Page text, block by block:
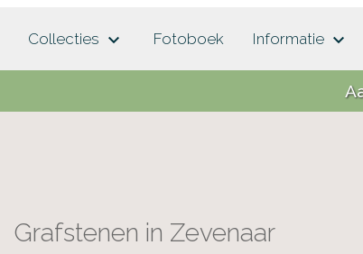
Collecties keyboard_arrow_down Fotoboek Informatie keyboard_arrow_down
Grafstenen in Zevenaar